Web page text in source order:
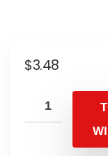
$3.48